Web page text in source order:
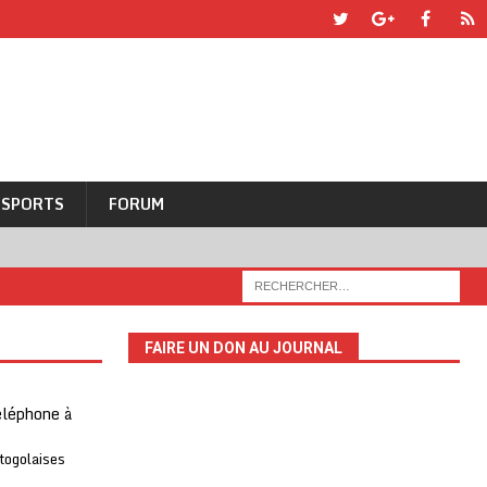
SPORTS FORUM
à
FAIRE UN DON AU JOURNAL